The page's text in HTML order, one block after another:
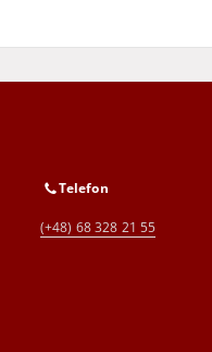
Telefon
(+48) 68 328 21 55